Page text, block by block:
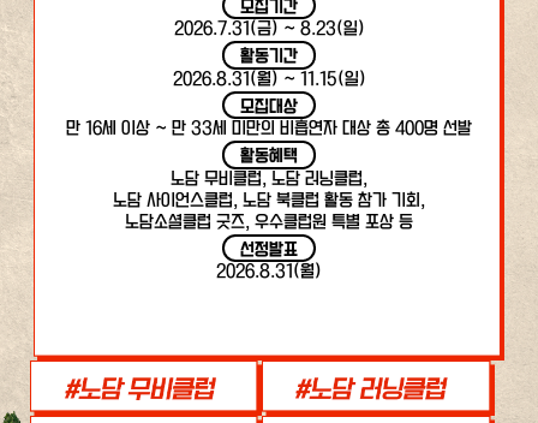
모집기간
2026.7.31(금) ~ 8.23(일)
활동기간
2026.8.31(월) ~ 11.15(일)
모집대상
만 16세 이상 ~ 만 33세 미만의 비흡연자 대상 총 400명 선발
활동혜택
노담 무비클럽, 노담 러닝클럽,
노담 사이언스클럽, 노담 북클럽 활동 참가 기회,
노담소셜클럽 굿즈, 우수클럽원 특별 포상 등
선정발표
2026.8.31(월)